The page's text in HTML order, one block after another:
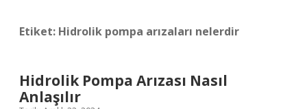
Etiket: Hidrolik pompa arızaları nelerdir
Hidrolik Pompa Arızası Nasıl
Anlaşılır